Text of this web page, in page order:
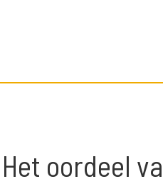
Het oordeel